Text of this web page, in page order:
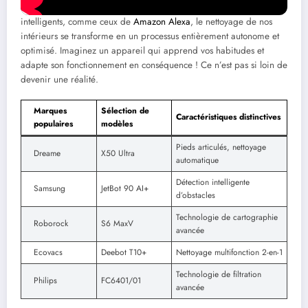
simple fait d’aspirer. Avec l’essor des appareils connectés et
intelligents, comme ceux de Amazon Alexa, le nettoyage de nos
intérieurs se transforme en un processus entièrement autonome et
optimisé. Imaginez un appareil qui apprend vos habitudes et
adapte son fonctionnement en conséquence ! Ce n’est pas si loin de
devenir une réalité.
Marques
populaires
Sélection de
modèles
Caractéristiques distinctives
Dreame X50 Ultra
Pieds articulés, nettoyage
automatique
Samsung JetBot 90 AI+
Détection intelligente
d’obstacles
Roborock S6 MaxV
Technologie de cartographie
avancée
Ecovacs
Deebot T10+ Nettoyage multifonction 2-en-1
Philips FC6401/01
Technologie de filtration
avancée